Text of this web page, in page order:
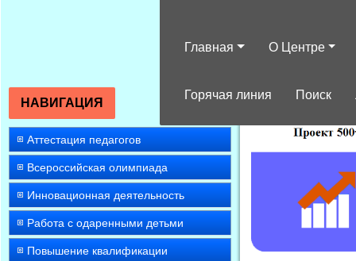
Главная О Центре
Горячая линия Поиск
НАВИГАЦИЯ
Аттестация педагогов
Всероссийская олимпиада
Инновационная деятельность
Работа с одаренными детьми
Повышение квалификации